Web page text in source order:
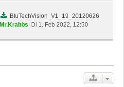
BluTechVision_V1_19_20120626
Mr.Krabbs
Di 1. Feb 2022, 12:50